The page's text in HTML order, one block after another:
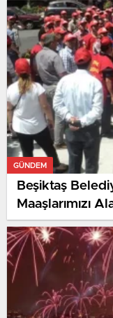
GÜNDEM
Beşiktaş
Maaşlarımızı